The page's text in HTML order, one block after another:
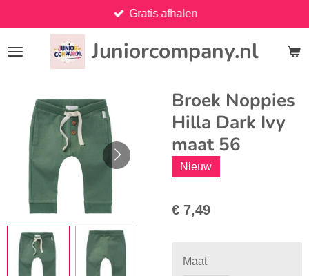
direct
naar
Juniorcompany.nl
Gratis afhalen
Broek Noppies
Hilla Dark Ivy
maat 56
Nieuw
€ 7,49
Maat